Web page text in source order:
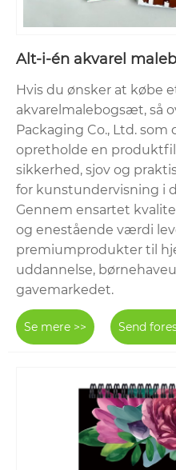
Alt-i-én akvarel
Hvis du ønsker at købe
akvarelmalebogsæt, så
Packaging Co., Ltd.
opretholde en
sikkerhed, sjov og
for kunstundervisning i
Gennem ensartet
og enestående værdi
premiumprodukter til
uddannelse,
gavemarkedet.
Se mere >> Send